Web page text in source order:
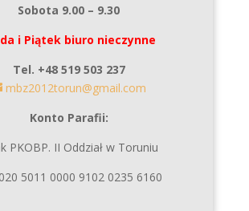
Sobota 9.00 – 9.30
i Piątek biuro nieczynne
Tel. +48 519 503 237
mbz2012torun@gmail.com
Konto Parafii:
PKOBP. II Oddział w Toruniu
5011 0000 9102 0235 6160